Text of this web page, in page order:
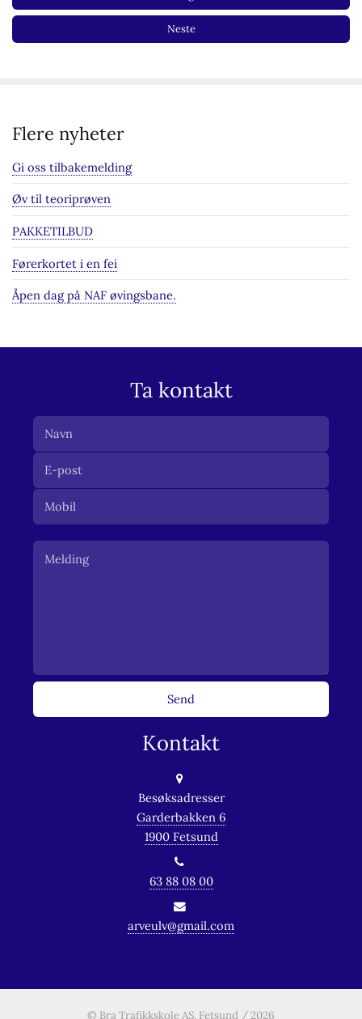
Neste
Flere nyheter
Gi oss tilbakemelding
Øv til teoriprøven
PAKKETILBUD
Førerkortet i en fei
Åpen dag på NAF øvingsbane.
Ta kontakt
Kontakt
Besøksadresser
Garderbakken 6
1900 Fetsund
63 88 08 00
arveulv@gmail.com
© Bra Trafikkskole AS, Fetsund / 2026